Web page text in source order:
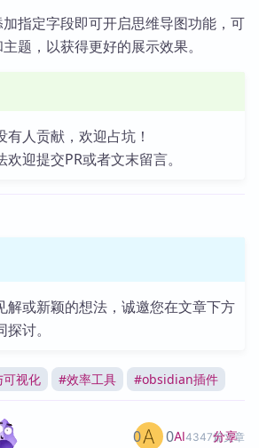
指定字段即可开启思维导图功能，可
题，以获得更好的展示效果。
人贡献，欢迎占坑！
迎提交PR或者文末留言。
解或新颖的想法，诚邀您在文章下方
讨。
可视化 #效率工具 #obsidian插件
AI4347篇文章
0 0 分享